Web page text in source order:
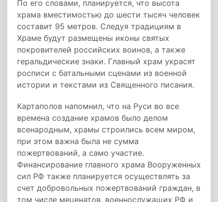
По его словами, планируется, что высота
храма вместимостью до шести тысяч человек
составит 95 метров. Следуя традициям в
Храме будут размещены иконы святых
покровителей российских воинов, а также
геральдические знаки. Главный храм украсят
росписи с батальными сценами из военной
истории и текстами из Священного писания.
Картаполов напомнил, что на Руси во все
времена создание храмов было делом
всенародным, храмы строились всем миром,
при этом важна была не сумма
пожертвований, а само участие.
Финансирование главного храма Вооруженных
сил РФ также планируется осуществлять за
счет добровольных пожертвований граждан, в
том числе меценатов, военнослужащих РФ и